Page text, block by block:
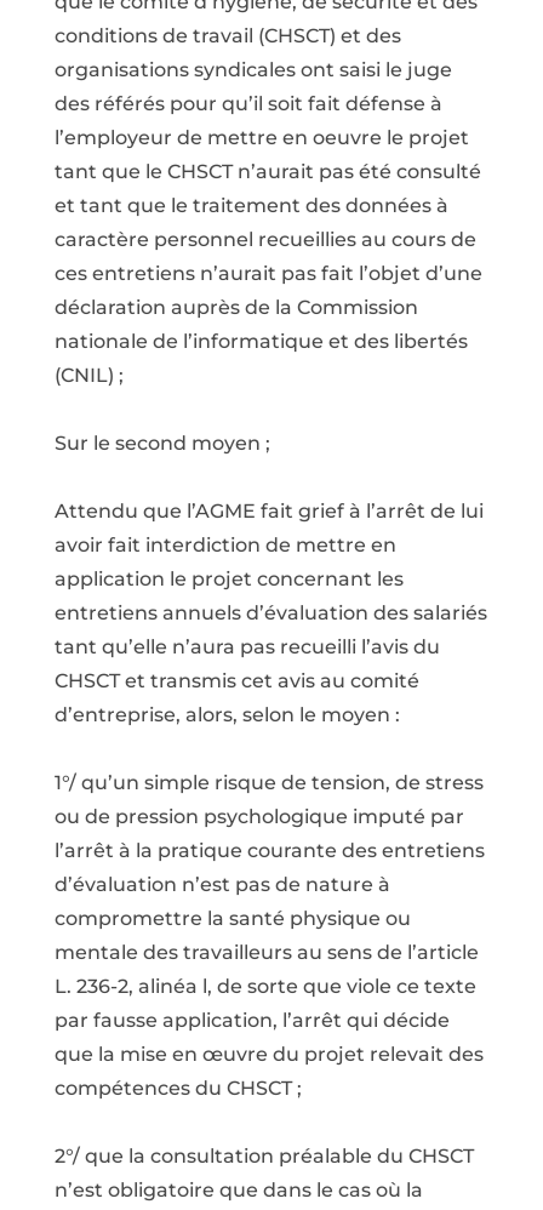
conditions de travail (CHSCT) et des
organisations syndicales ont saisi le juge
des référés pour qu’il soit fait défense à
l’employeur de mettre en oeuvre le projet
tant que le CHSCT n’aurait pas été consulté
et tant que le traitement des données à
caractère personnel recueillies au cours de
ces entretiens n’aurait pas fait l’objet d’une
déclaration auprès de la Commission
nationale de l’informatique et des libertés
(CNIL) ;
Sur le second moyen ;
Attendu que l’AGME fait grief à l’arrêt de lui
avoir fait interdiction de mettre en
application le projet concernant les
entretiens annuels d’évaluation des salariés
tant qu’elle n’aura pas recueilli l’avis du
CHSCT et transmis cet avis au comité
d’entreprise, alors, selon le moyen :
1°/ qu’un simple risque de tension, de stress
ou de pression psychologique imputé par
l’arrêt à la pratique courante des entretiens
d’évaluation n’est pas de nature à
compromettre la santé physique ou
mentale des travailleurs au sens de l’article
L. 236-2, alinéa l, de sorte que viole ce texte
par fausse application, l’arrêt qui décide
que la mise en œuvre du projet relevait des
compétences du CHSCT ;
2°/ que la consultation préalable du CHSCT
n’est obligatoire que dans le cas où la